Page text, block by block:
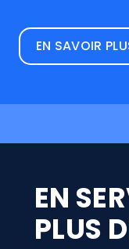
EN SAVOIR
EN
PLUS